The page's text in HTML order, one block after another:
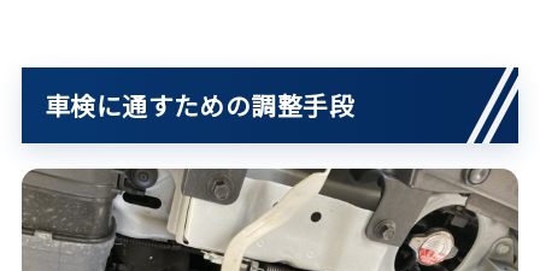
車検に通すための調整手段